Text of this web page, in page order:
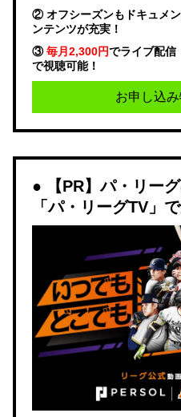
② オフシーズンもドキュメ
ンテンツが充実！
③毎月2,300円でライブ配信
で視聴可能！
お申し込
【PR】パ・リー
「パ・リーグTV」